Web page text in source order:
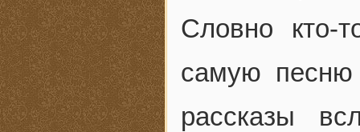
Словно кто-
самую песню
рассказы